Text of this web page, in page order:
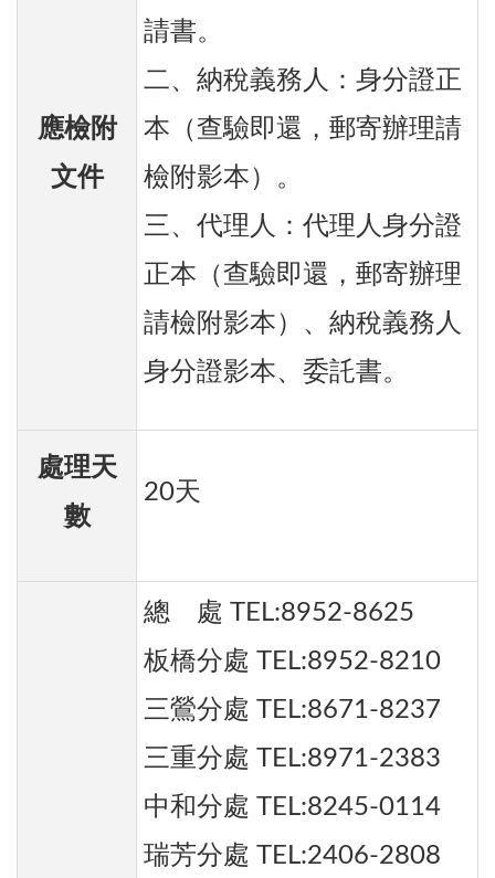
應檢附
文件
請書。
二、納稅義務人：身分證正
本（查驗即還，郵寄辦理請
檢附影本）。
三、代理人：代理人身分證
正本（查驗即還，郵寄辦理
請檢附影本）、納稅義務人
身分證影本、委託書。
處理天
數
20天
總 處 TEL:8952-8625
板橋分處 TEL:8952-8210
三鶯分處 TEL:8671-8237
三重分處 TEL:8971-2383
中和分處 TEL:8245-0114
瑞芳分處 TEL:2406-2808